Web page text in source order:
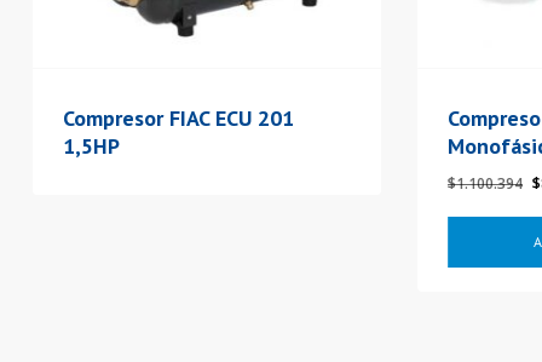
Compresor FIAC ECU 201
1,5HP
$1.100.394 El
$